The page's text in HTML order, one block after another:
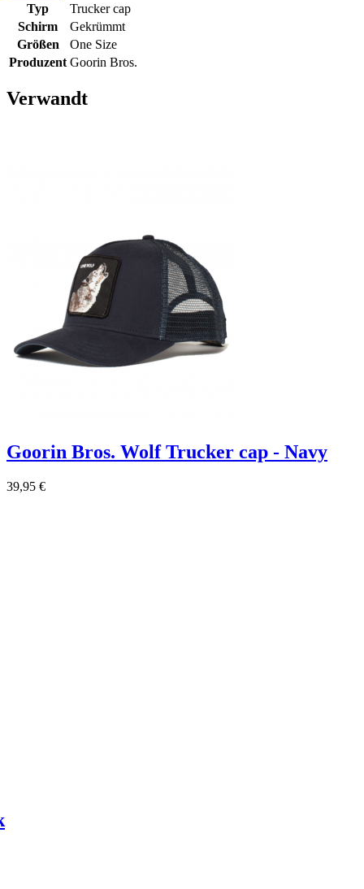
Typ
Trucker cap
Schirm
Gekrümmt
Größen
One Size
Produzent Goorin Bros.
Verwandt
Goorin Bros. Wolf Trucker cap - Navy
39,95 €